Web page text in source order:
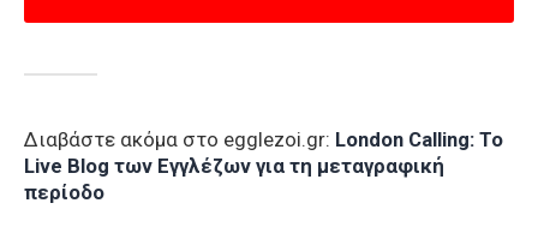
Διαβάστε ακόμα στο egglezoi.gr: London Calling: To
Live Blog των Εγγλέζων για τη μεταγραφική
περίοδο